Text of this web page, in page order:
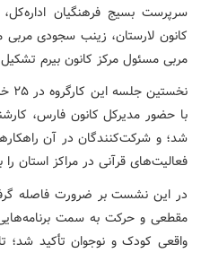
سرپرست بسیج فرهنگیان
کانون لارستان، زینب سجودی
مربی مسئول مرکز کانون بیرم
با حضور مدیرکل کانون فارس،
شد؛ و شرکت‌کنندگان در آن
فعالیت‌های قرآنی در مراکز استان
در این نشست بر ضرورت فاصله
مقطعی و حرکت به سمت برنامه‌هایی
واقعی کودک و نوجوان تأکید شد؛